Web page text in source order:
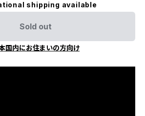
shipping available
Sold out
国内にお住まいの方向け